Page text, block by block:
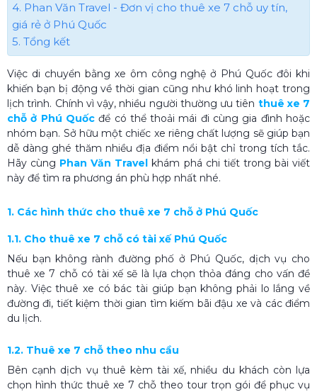
4. Phan Văn Travel - Đơn vị cho thuê xe 7 chỗ uy tín,
giá rẻ ở Phú Quốc
5. Tổng kết
Việc di chuyển bằng xe ôm công nghệ ở Phú Quốc đôi khi
khiến bạn bị động về thời gian cũng như khó linh hoạt trong
lịch trình. Chính vì vậy, nhiều người thường ưu tiên thuê xe 7
chỗ ở Phú Quốcđể có thể thoải mái đi cùng gia đình hoặc
nhóm bạn. Sở hữu một chiếc xe riêng chất lượng sẽ giúp bạn
dễ dàng ghé thăm nhiều địa điểm nổi bật chỉ trong tích tắc.
Hãy cùng Phan Văn Travel khám phá chi tiết trong bài viết
này để tìm ra phương án phù hợp nhất nhé.
1. Các hình thức cho thuê xe 7 chỗ ở Phú Quốc
1.1. Cho thuê xe 7 chỗ có tài xế Phú Quốc
Nếu bạn không rành đường phố ở Phú Quốc, dịch vụ cho
thuê xe 7 chỗ có tài xế sẽ là lựa chọn thỏa đáng cho vấn đề
này. Việc thuê xe có bác tài giúp bạn không phải lo lắng về
đường đi, tiết kiệm thời gian tìm kiếm bãi đậu xe và các điểm
du lịch.
1.2. Thuê xe 7 chỗ theo nhu cầu
Bên cạnh dịch vụ thuê kèm tài xế, nhiều du khách còn lựa
chọn hình thức thuê xe 7 chỗ theo tour trọn gói để phục vụ